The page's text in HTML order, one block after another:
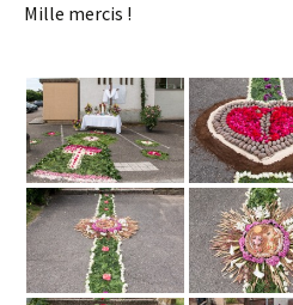
Mille mercis !